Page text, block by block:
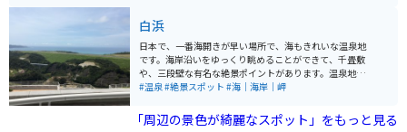
はり寿司が売られています。駐車場では梅昆布茶や梅饅
頭、様々な種類の味付けの梅干しがお土産として売られ
ています。
白浜
日本で、一番海開きが早い場所で、海もきれいな温泉地
です。海岸沿いをゆっくり眺めることができて、千畳敷
や、三段壁な有名な絶景ポイントがあります。温泉地な
ので、足湯もあり、日帰り温泉もあるので、ゆっくりで
が食べられます。
#温泉#絶景スポット #海｜海岸｜岬
「周辺の景色が綺麗なスポット」をもっと見る